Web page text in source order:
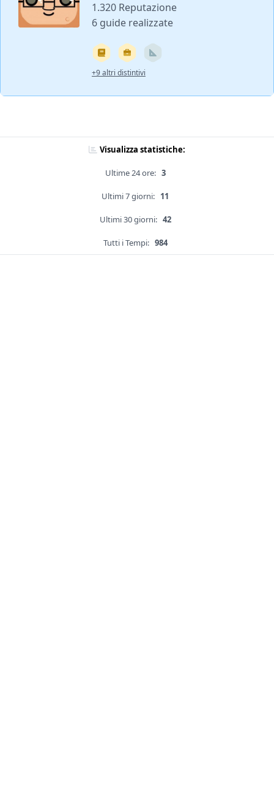
1.320 Reputazione
6 guide realizzate
+9 altri distintivi
Visualizza statistiche:
Ultime 24 ore: 3
Ultimi 7 giorni: 11
Ultimi 30 giorni: 42
Tutti i Tempi: 984